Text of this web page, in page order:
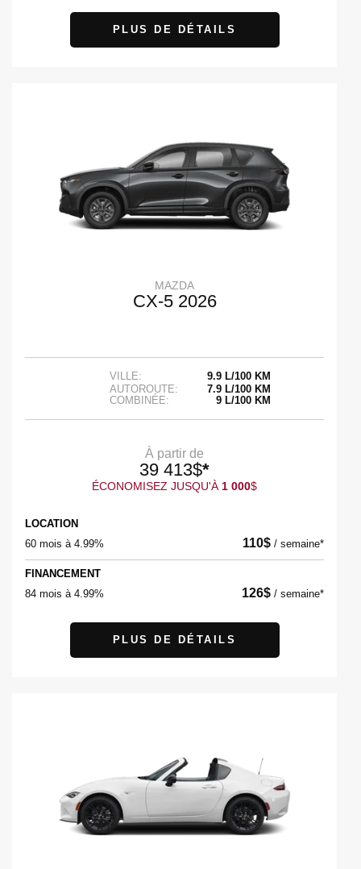
PLUS DE DÉTAILS
MAZDA
CX-5 2026
VILLE:
9.9 L/100 KM
AUTOROUTE:
7.9 L/100 KM
COMBINÉE:
9 L/100 KM
À partir de
39 413$*
ÉCONOMISEZ JUSQU'À 1 000$
LOCATION
60 mois à 4.99%
110$ / semaine*
FINANCEMENT
84 mois à 4.99%
126$ / semaine*
PLUS DE DÉTAILS